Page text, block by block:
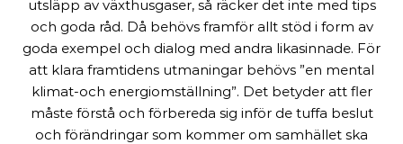
utsläpp av växthusgaser, så räcker det inte med tips
och goda råd. Då behövs framför allt stöd i form av
goda exempel och dialog med andra likasinnade. För
att klara framtidens utmaningar behövs ”en mental
klimat-och energiomställning”. Det betyder att fler
måste förstå och förbereda sig inför de tuffa beslut
och förändringar som kommer om samhället ska